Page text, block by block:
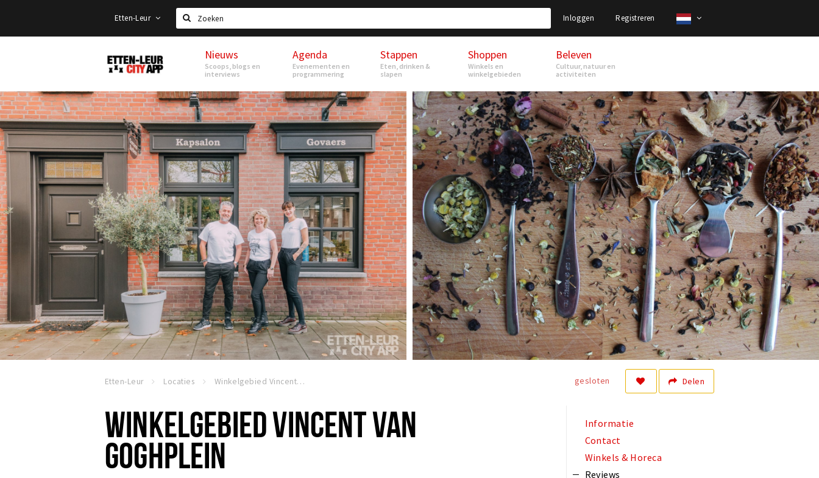
Etten-Leur
Zoeken
Inloggen Registreren
Etten-
Leur
Nieuws
Scoops, blogs en
interviews
Agenda
Evenementen en
programmering
Stappen
Eten, drinken &
slapen
Shoppen
Winkels en
winkelgebieden
Beleven
Cultuur, natuur en
activiteiten
Etten-Leur Locaties Winkelgebied Vincent van Goghplein Delen
gesloten
WINKELGEBIED VINCENT VAN
GOGHPLEIN
Informatie
Contact
Winkels & Horeca
Reviews